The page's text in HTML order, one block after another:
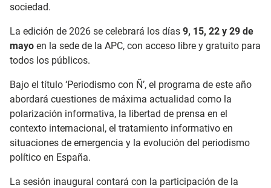
sociedad.
La edición de 2026 se celebrará los días 9, 15, 22 y 29 de
mayo en la sede de la APC, con acceso libre y gratuito para
todos los públicos.
Bajo el título ‘Periodismo con Ñ’, el programa de este año
abordará cuestiones de máxima actualidad como la
polarización informativa, la libertad de prensa en el
contexto internacional, el tratamiento informativo en
situaciones de emergencia y la evolución del periodismo
político en España.
La sesión inaugural contará con la participación de la